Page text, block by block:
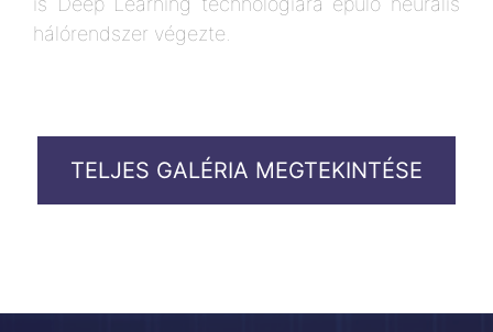
hálórendszer végezte.
TELJES GALÉRIA MEGTEKINTÉSE